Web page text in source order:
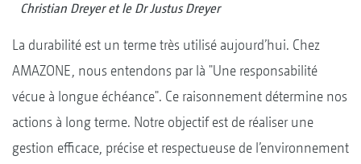
Christian Dreyer et le Dr Justus Dreyer
La durabilité est un terme très utilisé aujourd’hui. Chez
AMAZONE, nous entendons par là "Une responsabilité
vécue à longue échéance". Ce raisonnement détermine nos
actions à long terme. Notre objectif est de réaliser une
gestion efficace, précise et respectueuse de l’environnement